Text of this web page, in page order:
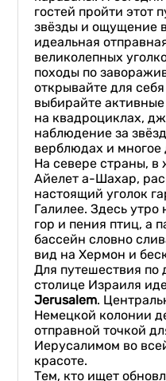
гостей пройти этот
звёзды и ощущение
идеальная
великолепных
походы по
открывайте для
выбирайте
на квадроциклах,
наблюдение за
верблюдах и многое
На севере страны,
Айелет а-Шахар,
настоящий уголок
Галилее. Здесь
гор и пения птиц, а
бассейн словно
вид на Хермон и
Для путешествия по
столице Израиля
Jerusalem.
Немецкой колонии
отправной точкой
Иерусалимом во
красоте.
Тем, кто ищет